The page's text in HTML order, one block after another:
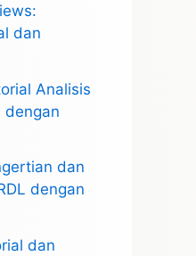
dan
Analisis
dengan
dan
dengan
dan